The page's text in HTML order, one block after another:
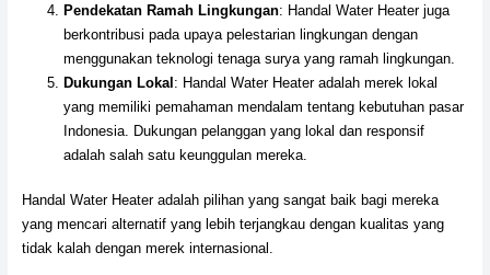
Pendekatan Ramah Lingkungan: Handal Water Heater juga
berkontribusi pada upaya pelestarian lingkungan dengan
menggunakan teknologi tenaga surya yang ramah lingkungan.
Dukungan Lokal: Handal Water Heater adalah merek lokal
yang memiliki pemahaman mendalam tentang kebutuhan pasar
Indonesia. Dukungan pelanggan yang lokal dan responsif
adalah salah satu keunggulan mereka.
Handal Water Heater adalah pilihan yang sangat baik bagi mereka
yang mencari alternatif yang lebih terjangkau dengan kualitas yang
tidak kalah dengan merek internasional.